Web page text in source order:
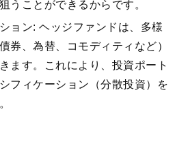
うことができるからです。
ョン: ヘッジファンドは、多様
券、為替、コモディティなど）
ます。これにより、投資ポート
フィケーション（分散投資）を